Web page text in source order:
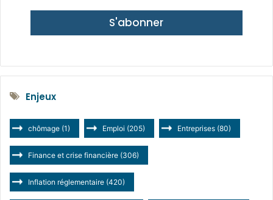
S'abonner
Enjeux
chômage (1) Emploi (205) Entreprises (80)
Finance et crise financière (306)
Inflation réglementaire (420)